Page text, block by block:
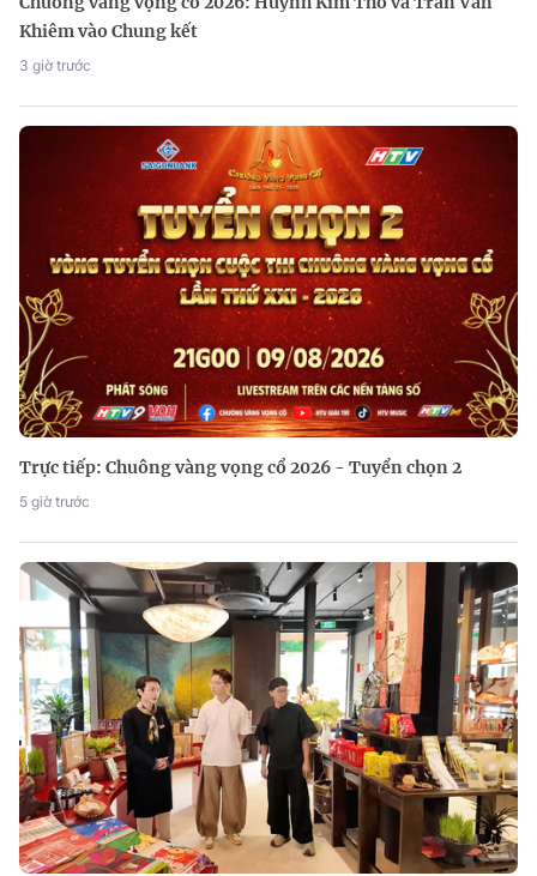
Khiêm vào Chung kết
3 giờ trước
Trực tiếp: Chuông vàng vọng cổ 2026 - Tuyển chọn 2
5 giờ trước